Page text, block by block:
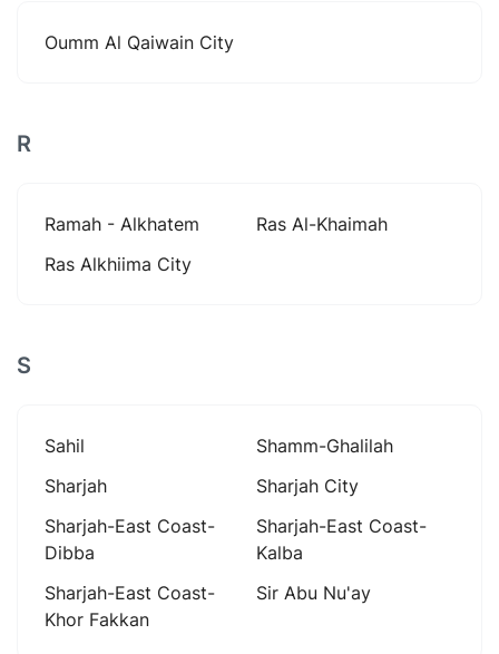
Oumm Al Qaiwain City
R
Ramah - Alkhatem
Ras Al-Khaimah
Ras Alkhiima City
S
Sahil
Shamm-Ghalilah
Sharjah
Sharjah City
Sharjah-East Coast-
Dibba
Sharjah-East Coast-
Kalba
Sharjah-East Coast-
Khor Fakkan
Sir Abu Nu'ay